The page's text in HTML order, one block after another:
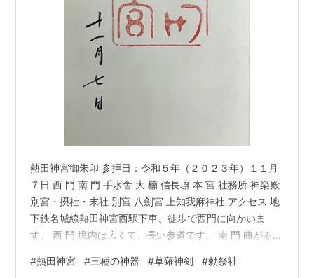
熱田神宮御朱印 参拝日：令和５年（２０２３年）１１月
７日 西 門 南 門 手水舎 大 楠 信長塀 本 宮 社務所 神楽殿
別宮・摂社・末社 別宮 八劍宮 上知我麻神社 アクセス 地
下鉄名城線熱田神宮西駅下車、徒歩で西門に向かいま
す。 西 門 境内は広くて、長い参道です。 南 門 曲がる所
た。 本宮は方向に進みます。 手水舎 大 楠 信長塀 永禄三
#熱田神宮 #三種の神器 #草薙神剣 #勅祭社